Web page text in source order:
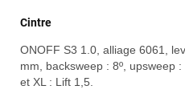
Cintre
ONOFF S3 1.0, alliage 6061,
mm, backsweep : 8º, upsweep
et XL : Lift 1,5.